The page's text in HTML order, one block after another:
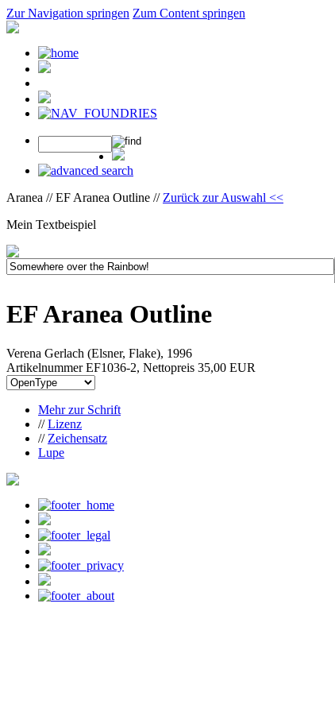
Zur Navigation springen Zum Content springen
Aranea // EF Aranea Outline // Zurück zur Auswahl <<
Mein Textbeispiel
EF Aranea Outline
Verena Gerlach (Elsner, Flake), 1996
Artikelnummer EF1036-2, Nettopreis 35,00 EUR
Mehr zur Schrift
//Lizenz
// Zeichensatz
Lupe